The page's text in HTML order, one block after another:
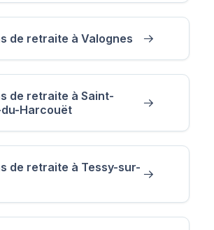
de retraite à Valognes
de retraite à Saint-
Harcouët
de retraite à Tessy-sur-